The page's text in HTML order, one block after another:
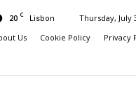
20 C Lisbon
Thursday, July
Us
Cookie Policy Privacy